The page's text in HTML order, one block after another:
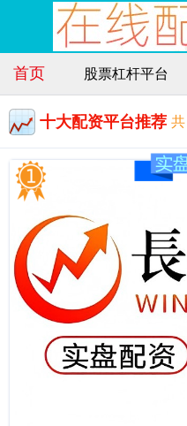
首页 股票杠杆平台
十大配资平台推荐 共